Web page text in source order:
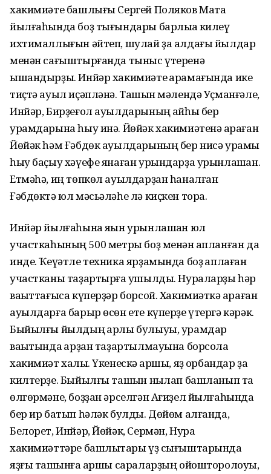
хакимиәте башлығы Сергей Поляков Мата
йылғаһында боҙ тығындары барлыҡҡа килеү
ихтималлығын әйтеп, шулай ҙа алдағы йылдар
менән сағыштырғанда тыныс үтеренә
ышандырҙы. Инйәр хакимиәте ҡарамағында ике
тиҫтә ауыл иҫәпләнә. Ташҡын мәлендә Уҫманғәле,
Инйәр, Бирҙеғол ауылдарының ҡайһы бер
урамдарына һыу инә. Йөйәк хакимиәтенә ҡараған
Йөйәк һәм Ғәбдөк ауылдарының бер нисә урамы
һыу баҫыу хәүефе янаған урындарҙа урынлашҡан.
Етмәһә, иң төпкөл ауылдарҙан һаналған
Ғәбдөктә юл мәсьәләһе лә киҫкен тора.
Инйәр йылғаһына яҡын урынлашҡан юл
участкаһының 500 метры боҙ менән ҡапланған да
инде. Ҡеүәтле техника ярҙамында боҙ ҡаплаған
участканы таҙартырға ҡушылды. Нураларҙы һәр
ваҡыттағыса күперҙәр борсой. Хакимиәткә ҡараған
ауылдарға барыр өсөн ете күперҙе үтергә кәрәк.
Быйылғы йылдың ҡарлы булыуы, урамдар
ваҡытында ҡарҙан таҙартылмауына борсола
хакимиәт халҡы. Үкенескә ҡаршы, яҙ ҡорбандар ҙа
килтерҙе. Быйылғы ташҡын ныҡлап башланып та
өлгөрмәне, боҙҙан әрселгән Ағиҙел йылғаһында
бер ир батып һәләк булды. Дөйөм алғанда,
Белорет, Инйәр, Йөйәк, Сермән, Нура
хакимиәттәре башлыҡтары үҙ сығыштарында
яҙғы ташҡынға ҡаршы сараларҙың ойошторолоуы,